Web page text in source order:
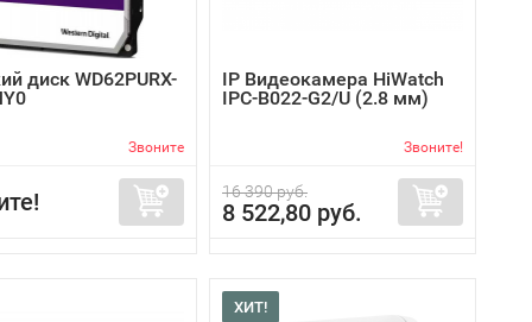
диск WD62PURX-
Звоните
IP Видеокамера HiWatch
IPC-B022-G2/U (2.8 мм)
Звоните!
16 390 руб.
8 522,80 руб.
ХИТ!